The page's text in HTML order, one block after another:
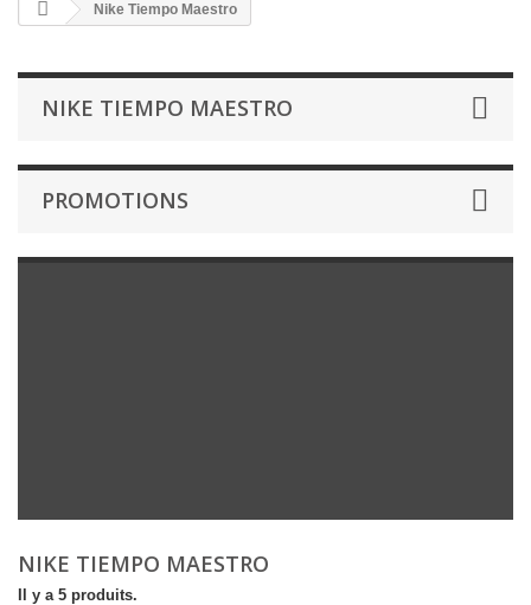
Nike Tiempo Maestro
NIKE TIEMPO MAESTRO
PROMOTIONS
NIKE TIEMPO MAESTRO
Il y a 5 produits.